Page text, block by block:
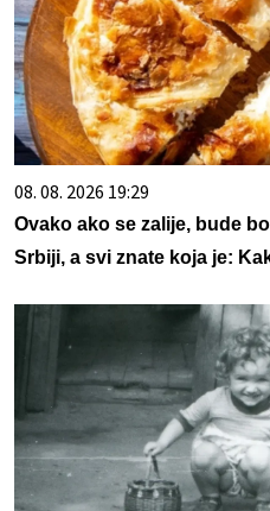
08. 08. 2026 19:29
Ovako ako se zalije, bude
Srbiji, a svi znate koja je: